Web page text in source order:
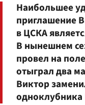
Наибольшее
приглашение
в ЦСКА
В нынешнем
провел на
отыграл два
Виктор
одноклубника